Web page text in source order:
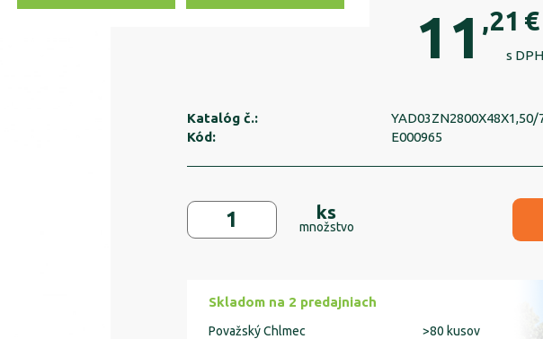
11 ,21 €
s DPH
Katalóg č.:
YAD03ZN2800X48X1,50/
Kód:
E000965
ks
množstvo
Skladom na 2 predajniach
Považský Chlmec
>80 kusov